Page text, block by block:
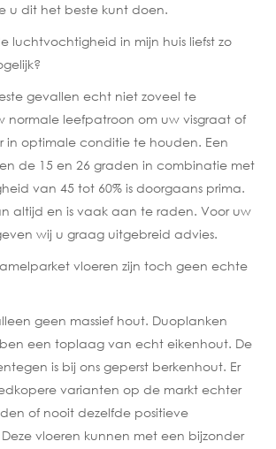
u dit het beste kunt doen.
luchtvochtigheid in mijn huis liefst zo
gevallen echt niet zoveel te
normale leefpatroon om uw visgraat of
in optimale conditie te houden. Een
de 15 en 26 graden in combinatie met
van 45 tot 60% is doorgaans prima.
altijd en is vaak aan te raden. Voor uw
wij u graag uitgebreid advies.
vloeren zijn toch geen echte
geen massief hout. Duoplanken
een toplaag van echt eikenhout. De
is bij ons geperst berkenhout. Er
varianten op de markt echter
of nooit dezelfde positieve
vloeren kunnen met een bijzonder